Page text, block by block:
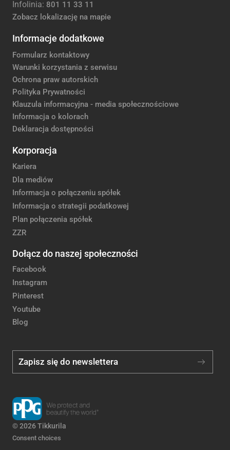
Infolinia: 801 11 33 11
Zobacz lokalizację na mapie
Informacje dodatkowe
Formularz kontaktowy
Warunki korzystania z serwisu
Ochrona praw autorskich
Polityka Prywatności
Klauzula informacyjna - media społecznościowe
Informacja o kolorach
Deklaracja dostępności
Korporacja
Kariera
Dla mediów
Informacja o połączeniu spółek
Informacja o strategii podatkowej
Plan połączenia spółek
ZZR
Dołącz do naszej społeczności
Facebook
Instagram
Pinterest
Youtube
Blog
Zapisz się do newslettera
© 2026 Tikkurila
Consent choices